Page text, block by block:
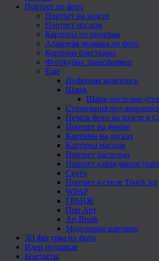
Портрет по фото
Портрет на холсте
Портрет маслом
Картины по номерам
Алмазная мозаика по фото
Картины блестками
Фотокубик трансформер
Еще
Цифровая живопись
Шарж
Шарж пастелью
Стилизация под живопись
Печать фото на холсте в
Портрет на дереве
Картины на досках
Картины маслом
Портрет пастелью
Портрет карандашом
Скетч
Портрет в стиле Touch Art
WPAP
ГРАНЖ
Поп Арт
Art Brush
Модульные картины
3D фигурка по фото
Идеи подарков
Контакты